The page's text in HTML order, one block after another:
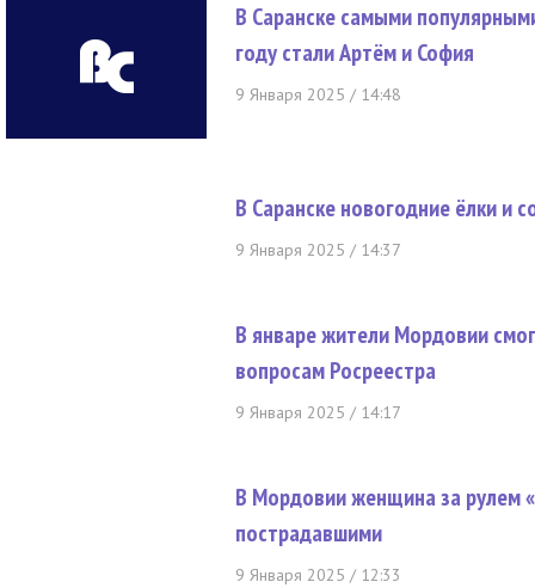
В Саранске самыми
году стали Артём и София
9 Января 2025 / 14:48
В Саранске новогодние ёлки и
9 Января 2025 / 14:37
В январе жители Мордовии
вопросам Росреестра
9 Января 2025 / 14:17
В Мордовии женщина за рулем
пострадавшими
9 Января 2025 / 12:33